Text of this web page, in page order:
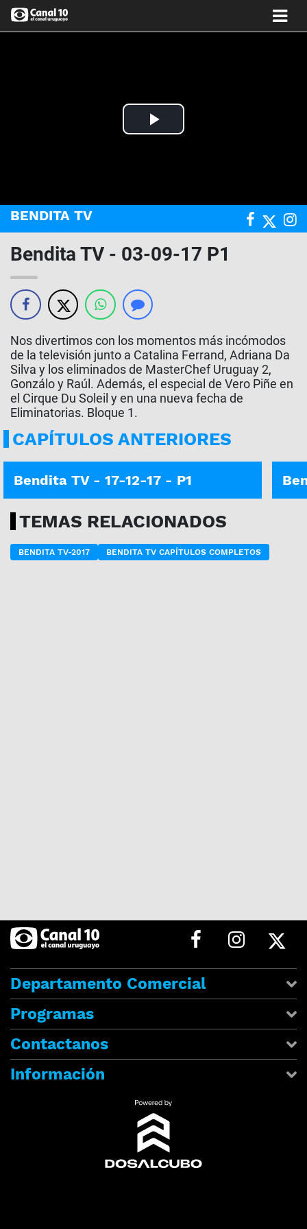
Play
BENDITA TV
Bendita TV - 03-09-17 P1
Nos divertimos con los momentos más incómodos
de la televisión junto a Catalina Ferrand, Adriana Da
Silva y los eliminados de MasterChef Uruguay 2,
Gonzálo y Raúl. Además, el especial de Vero Piñe en
el Cirque Du Soleil y en una nueva fecha de
Eliminatorias. Bloque 1.
CAPÍTULOS ANTERIORES
Bendita TV - 17-12-17 - P1
TEMAS RELACIONADOS
BENDITA TV-2017 BENDITA TV CAPÍTULOS COMPLETOS
Departamento Comercial
Programas
Contactanos
Información